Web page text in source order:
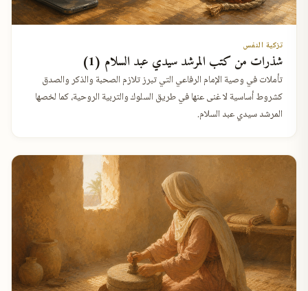
تزكية النفس
شذرات من كتب المرشد سيدي عبد السلام (1)
تأملات في وصية الإمام الرفاعي التي تبرز تلازم الصحبة والذكر والصدق
كشروط أساسية لا غنى عنها في طريق السلوك والتربية الروحية، كما لخصها
المرشد سيدي عبد السلام.